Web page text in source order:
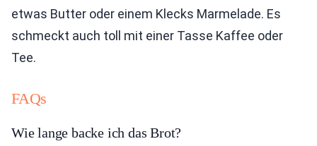
etwas Butter oder einem Klecks Marmelade. Es
schmeckt auch toll mit einer Tasse Kaffee oder
Tee.
FAQs
Wie lange backe ich das Brot?